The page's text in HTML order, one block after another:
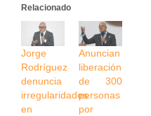
Relacionado
Jorge
Rodríguez
denuncia
irregularidades
en
Anuncian
liberación
de 300
personas
por